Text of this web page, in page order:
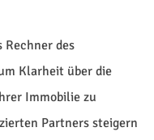
Rechner des
Klarheit über die
Immobilie zu
Partners steigern